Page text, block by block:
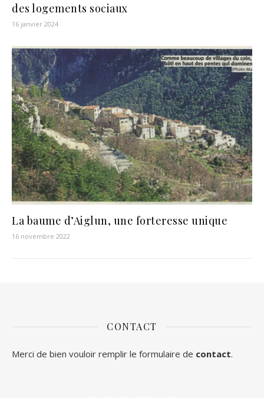
des logements sociaux
16 janvier 2024
La baume d’Aiglun, une forteresse unique
16 novembre 2022
CONTACT
Merci de bien vouloir remplir le formulaire de contact.